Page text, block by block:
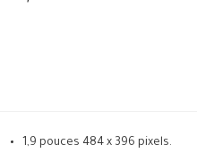
1,9 pouces 484 x 396 pixels.